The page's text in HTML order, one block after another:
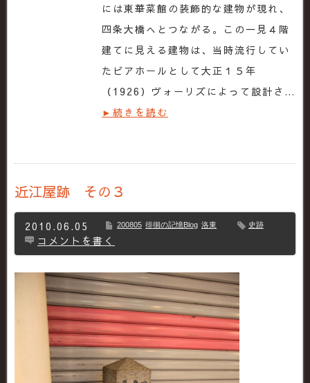
には東華菜館の装飾的な建物が現れ、
四条大橋へとつながる。この一見４階
建てに見える建物は、当時流行してい
たビアホールとして大正１５年
（1926）ヴォーリズによって設計さ…
►続きを読む
近江屋跡 その３
2010.06.05 200805 徘徊の記憶Blog 洛東 史跡
コメントを書く